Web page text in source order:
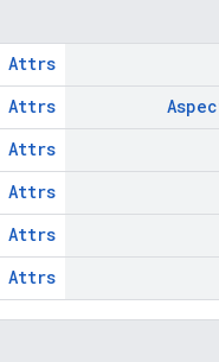
Attrs
Attrs
Attrs
Attrs
Attrs
Attrs